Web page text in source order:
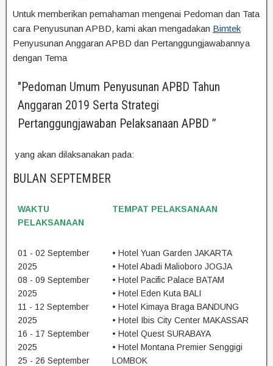
Untuk memberikan pemahaman mengenai Pedoman dan Tata
cara Penyusunan APBD, kami akan mengadakan Bimtek
Penyusunan Anggaran APBD dan Pertanggungjawabannya
dengan Tema
"Pedoman Umum Penyusunan APBD Tahun
Anggaran 2019 Serta Strategi
Pertanggungjawaban Pelaksanaan APBD ”
yang akan dilaksanakan pada:
BULAN SEPTEMBER
WAKTU
PELAKSANAAN
TEMPAT PELAKSANAAN
01 - 02 September
2025
08 - 09 September
2025
11 - 12 September
2025
16 - 17 September
2025
25 - 26 September
• Hotel Yuan Garden JAKARTA
• Hotel Abadi Malioboro JOGJA
• Hotel Pacific Palace BATAM
• Hotel Eden Kuta BALI
• Hotel Kimaya Braga BANDUNG
• Hotel Ibis City Center MAKASSAR
• Hotel Quest SURABAYA
• Hotel Montana Premier Senggigi
LOMBOK